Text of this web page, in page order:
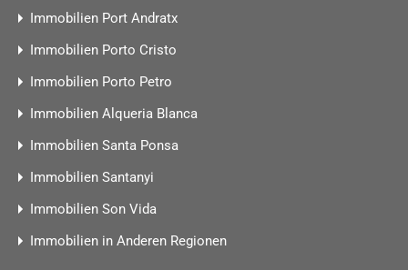
Immobilien Port Andratx
Immobilien Porto Cristo
Immobilien Porto Petro
Immobilien Alqueria Blanca
Immobilien Santa Ponsa
Immobilien Santanyi
Immobilien Son Vida
Immobilien in Anderen Regionen